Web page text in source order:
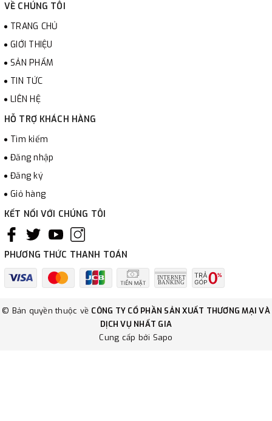
VỀ CHÚNG TÔI
TRANG CHỦ
GIỚI THIỆU
SẢN PHẨM
TIN TỨC
LIÊN HỆ
HỖ TRỢ KHÁCH HÀNG
Tìm kiếm
Đăng nhập
Đăng ký
Giỏ hàng
KẾT NỐI VỚI CHÚNG TÔI
PHƯƠNG THỨC THANH TOÁN
© Bản quyền thuộc về CÔNG TY CỔ PHẦN SẢN XUẤT THƯƠNG MẠI VÀ
DỊCH VỤ NHẤT GIA
Cung cấp bởi Sapo